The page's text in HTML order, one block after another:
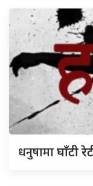
धनुषामाघाँटी